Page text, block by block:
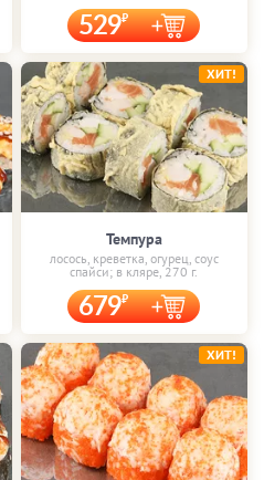
529
Темпура
лосось, креветка, огурец, соус
спайси; в кляре, 270 г.
679
ХИТ!
ХИТ!